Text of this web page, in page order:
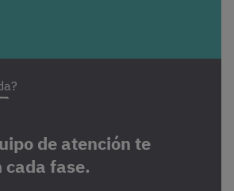
de atención te
cada fase.